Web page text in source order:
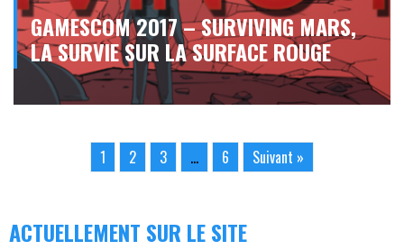
GAMESCOM 2017 – SURVIVING MARS,
LA SURVIE SUR LA SURFACE ROUGE
1 2 3 … 6 Suivant »
ACTUELLEMENT SUR LE SITE